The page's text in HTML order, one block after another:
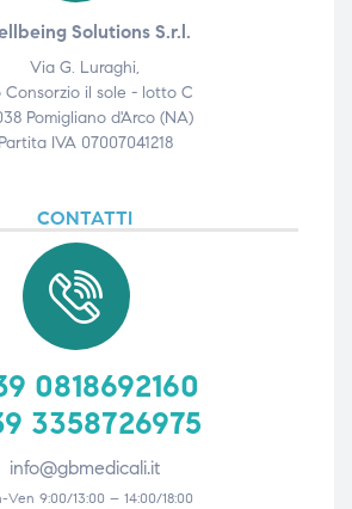
Solutions S.r.l.
Via G. Luraghi,
Consorzio il sole - lotto C
Pomigliano d'Arco (NA)
Partita IVA 07007041218
CONTATTI
0818692160
3358726975
info@gbmedicali.it
Ven 9:00/13:00 – 14:00/18:00